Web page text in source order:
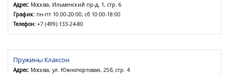
Адрес: Москва, Ильменский пр-д, 1, стр. 6
График: пн-пт 10:00-20:00, сб 10:00-18:00
Телефон: +7 (499) 133-24-80
Пружины Клаксон
Адрес: Москва, ул. Южнопортовая, 25б, стр. 4